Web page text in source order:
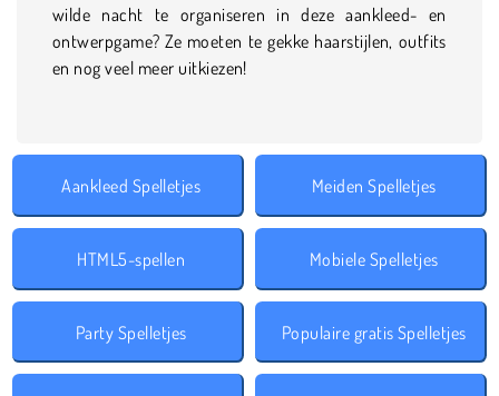
wilde nacht te organiseren in deze aankleed- en
ontwerpgame? Ze moeten te gekke haarstijlen, outfits
en nog veel meer uitkiezen!
Aankleed Spelletjes Meiden Spelletjes
HTML5-spellen Mobiele Spelletjes
Party Spelletjes Populaire gratis Spelletjes